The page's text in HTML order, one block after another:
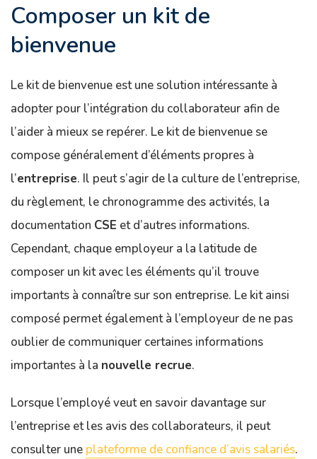
Composer un kit de
bienvenue
Le kit de bienvenue est une solution intéressante à
adopter pour l’intégration du collaborateur afin de
l’aider à mieux se repérer. Le kit de bienvenue se
compose généralement d’éléments propres à
l’entreprise. Il peut s’agir de la culture de l’entreprise,
du règlement, le chronogramme des activités, la
documentation CSE et d’autres informations.
Cependant, chaque employeur a la latitude de
composer un kit avec les éléments qu’il trouve
importants à connaître sur son entreprise. Le kit ainsi
composé permet également à l’employeur de ne pas
oublier de communiquer certaines informations
importantes à la nouvelle recrue.
Lorsque l’employé veut en savoir davantage sur
l’entreprise et les avis des collaborateurs, il peut
consulter une plateforme de confiance d’avis salariés.